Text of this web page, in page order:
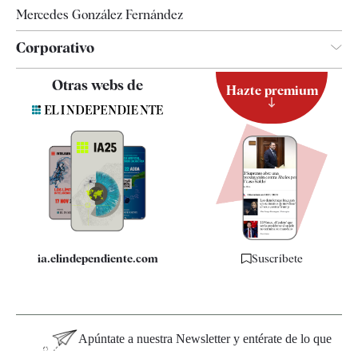
Mercedes González Fernández
Corporativo
Quiénes somos
Especificaciones
Otras webs de
ia.elindependiente.com
Hazte premium
Suscríbete
Apúntate a nuestra Newsletter y entérate de lo que